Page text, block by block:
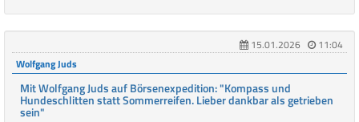
15.01.2026
11:04
Wolfgang Juds
Mit Wolfgang Juds auf Börsenexpedition: "Kompass und
Hundeschlitten statt Sommerreifen. Lieber dankbar als getrieben
sein"